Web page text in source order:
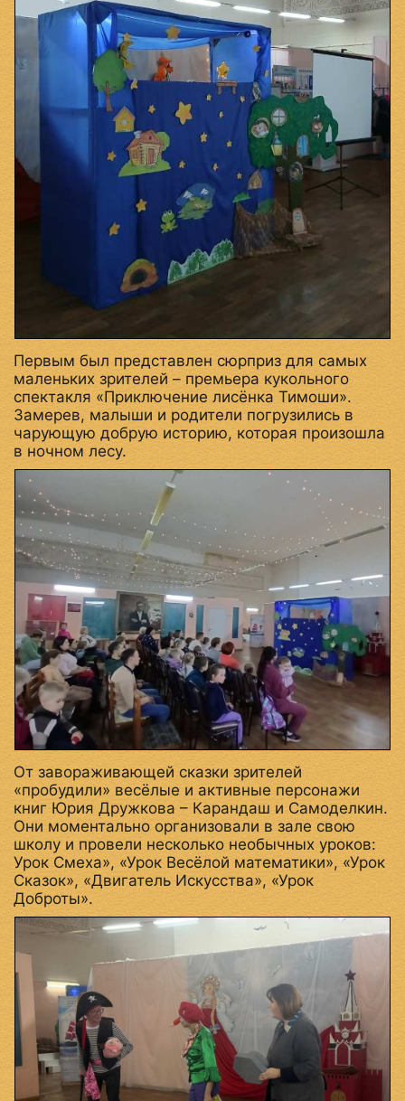
Первым был представлен сюрприз для самых
маленьких зрителей – премьера кукольного
спектакля «Приключение лисёнка Тимоши».
Замерев, малыши и родители погрузились в
чарующую добрую историю, которая произошла
в ночном лесу.
От завораживающей сказки зрителей
«пробудили» весёлые и активные персонажи
книг Юрия Дружкова – Карандаш и Самоделкин.
Они моментально организовали в зале свою
школу и провели несколько необычных уроков:
Урок Смеха», «Урок Весёлой математики», «Урок
Сказок», «Двигатель Искусства», «Урок
Доброты».